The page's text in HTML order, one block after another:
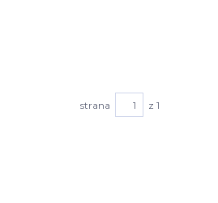
strana z 1